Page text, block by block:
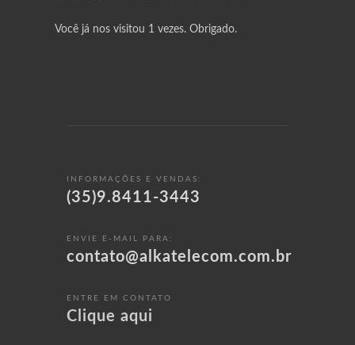
Você já nos visitou 1 vezes. Obrigado.
INFORMAÇÕES E VENDAS:
(35)9.8411-3443
ENVIE E-MAIL PARA:
contato@alkatelecom.com.br
ENTRE EM CONTATO
Clique aqui